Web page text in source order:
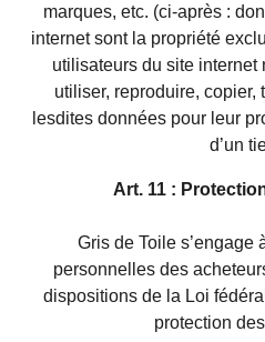
marques, etc. (ci-après :
internet sont la propriété
utilisateurs du site internet
utiliser, reproduire, copier,
lesdites données pour leur
d’un
Art. 11 :
Gris de Toile s’engage
personnelles des
dispositions de la Loi
protection